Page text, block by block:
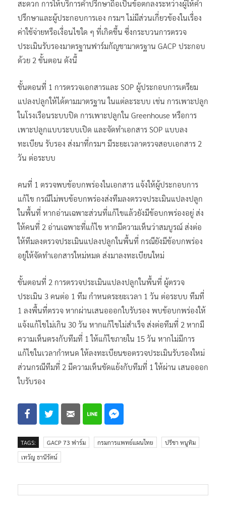
สะดวก การให้บริการคำปรึกษาถือเป็นข้อตกลงระหว่างผู้ให้คำ
ปรึกษาและผู้ประกอบการเอง กรมฯ ไม่มีส่วนเกี่ยวข้องในเรื่อง
ค่าใช้จ่ายหรือเงื่อนไขใด ๆ ที่เกิดขึ้น​ ซึ่งกระบวนการตรวจ
ประเมินรับรองมาตรฐานฟาร์มกัญชามาตรฐาน GACP ประกอบ
ด้วย 2 ขั้นตอน ดังนี้
ขั้นตอนที่ 1 การตรวจเอกสารและ SOP ผู้ประกอบการเตรียม
แปลงปลูกให้ได้ตามมาตรฐาน ในแต่ละระบบ เช่น การเพาะปลูก
ในโรงเรือนระบบปิด การเพาะปลูกใน Greenhouse หรือการ
เพาะปลูกแบบระบบเปิด และจัดทำเอกสาร SOP แบบลง
ทะเบียน รับรอง ส่งมาที่กรมฯ มีระยะเวลาตรวจสอบเอกสาร 2
วัน ต่อระบบ
คนที่ 1 ตรวจพบข้อบกพร่องในเอกสาร แจ้งให้ผู้ประกอบการ
แก้ไข กรณีไม่พบข้อบกพร่องส่งทีมลงตรวจประเมินแปลงปลูก
ในพื้นที่ หากอ่านเฉพาะส่วนที่แก้ไขแล้วยังมีข้อบกพร่องอยู่ ส่ง
ให้คนที่ 2 อ่านเฉพาะที่แก้ไข​ หากมีความเห็นว่าสมบูรณ์ ส่งต่อ
ให้ทีมลงตรวจประเมินแปลงปลูกในพื้นที่ กรณียังมีข้อบกพร่อง
อยู่ให้จัดทำเอกสารใหม่หมด ส่งมาลงทะเบียนใหม่
ขั้นตอนที่ 2 การตรวจประเมินแปลงปลูกในพื้นที่ ผู้ตรวจ
ประเมิน 3 คนต่อ 1 ทีม กำหนดระยะเวลา 1 วัน ต่อระบบ​ ทีมที่
1 ลงพื้นที่ตรวจ หากผ่านเสนอออกใบรับรอง พบข้อบกพร่องให้
แจ้งแก้ไขไม่เกิน 30 วัน หากแก้ไขไม่สำเร็จ ส่งต่อทีมที่ 2 หากมี
ความเห็นตรงกับทีมที่ 1 ให้แก้ไขภายใน 15 วัน หากไม่มีการ
แก้ไขในเวลากำหนด​ ให้ลงทะเบียนขอตรวจประเมินรับรองใหม่
ส่วนกรณีทีมที่ 2 มีความเห็นขัดแย้งกับทีมที่ 1 ให้ผ่าน เสนอออก
ใบรับรอง
TAGS: GACP 73 ฟาร์ม กรมการแพทย์แผนไทย
ปรีชา หนูทิม
เทวัญ ธานีรัตน์